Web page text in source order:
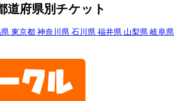
道府県別チケット
東京都 神奈川県 石川県 福井県 山梨県 岐阜県